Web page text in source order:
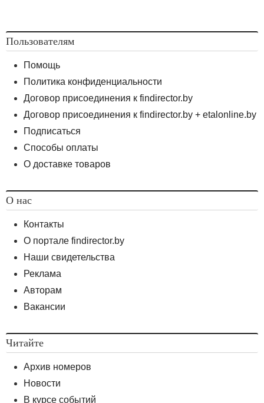
Пользователям
Помощь
Политика конфиденциальности
Договор присоединения к findirector.by
Договор присоединения к findirector.by + etalonline.by
Подписаться
Способы оплаты
О доставке товаров
О нас
Контакты
О портале findirector.by
Наши свидетельства
Реклама
Авторам
Вакансии
Читайте
Архив номеров
Новости
В курсе событий